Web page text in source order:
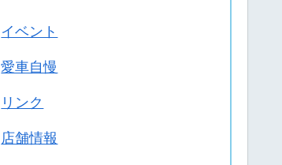
イベント
愛車自慢
リンク
店舗情報